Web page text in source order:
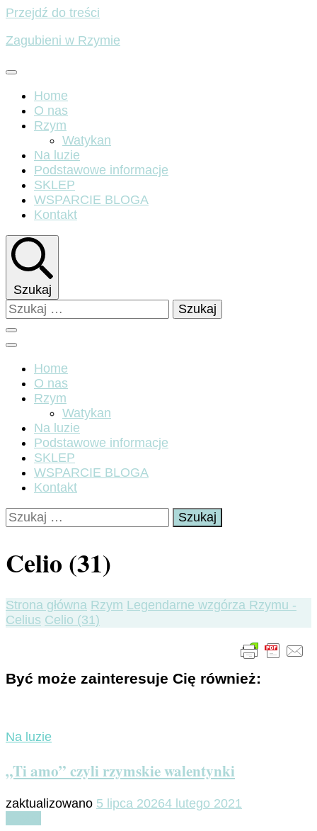
Przejdź do treści
Zagubieni w Rzymie
Home
O nas
Rzym
Watykan
Na luzie
Podstawowe informacje
SKLEP
WSPARCIE BLOGA
Kontakt
Szukaj
Szukaj:
Home
O nas
Rzym
Watykan
Na luzie
Podstawowe informacje
SKLEP
WSPARCIE BLOGA
Kontakt
Szukaj:
Celio (31)
Strona główna Rzym Legendarne wzgórza Rzymu -
Celius Celio (31)
Być może zainteresuje Cię również:
Na luzie
„Ti amo” czyli rzymskie walentynki
zaktualizowano 5 lipca 20264 lutego 2021